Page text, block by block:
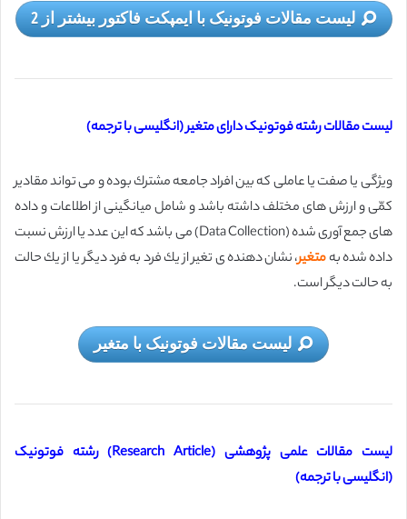
لیست مقالات فوتونیک با ایمپکت فاکتور بیشتر از 2
لیست مقالات رشته فوتونیک دارای متغیر (انگلیسی با ترجمه)
ویژگی یا صفت یا عاملی كه بین افراد جامعه مشترك بوده و می تواند مقادیر
كمّی و ارزش های مختلف داشته باشد و شامل میانگینی از اطلاعات و داده
های جمع آوری شده (Data Collection) می باشد كه این عدد یا ارزش نسبت
داده شده بهمتغیر، نشان دهنده ی تغیر از یك فرد به فرد دیگر یا از یك حالت
به حالت دیگر است.
لیست مقالات فوتونیک با متغیر
لیست مقالات علمی پژوهشی (Research Article) رشته فوتونیک
(انگلیسی با ترجمه)